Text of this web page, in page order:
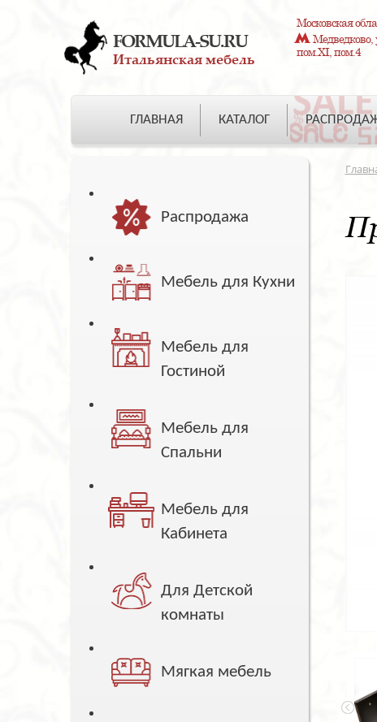
FORMULA-SU.RU
Итальянская мебель
Московская
Медведково,
пом.XI, пом.4
ГЛАВНАЯ КАТАЛОГ
Распродажа
Мебель для Кухни
Мебель для
Гостиной
Мебель для
Спальни
Мебель для
Кабинета
Для Детской
комнаты
Мягкая мебель